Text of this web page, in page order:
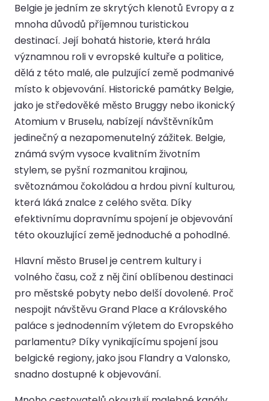
Belgie je jedním ze skrytých klenotů Evropy a z
mnoha důvodů příjemnou turistickou
destinací. Její bohatá historie, která hrála
významnou roli v evropské kultuře a politice,
dělá z této malé, ale pulzující země podmanivé
místo k objevování. Historické památky Belgie,
jako je středověké město Bruggy nebo ikonický
Atomium v Bruselu, nabízejí návštěvníkům
jedinečný a nezapomenutelný zážitek. Belgie,
známá svým vysoce kvalitním životním
stylem, se pyšní rozmanitou krajinou,
světoznámou čokoládou a hrdou pivní kulturou,
která láká znalce z celého světa. Díky
efektivnímu dopravnímu spojení je objevování
této okouzlující země jednoduché a pohodlné.
Hlavní město Brusel je centrem kultury i
volného času, což z něj činí oblíbenou destinaci
pro městské pobyty nebo delší dovolené. Proč
nespojit návštěvu Grand Place a Královského
paláce s jednodenním výletem do Evropského
parlamentu? Díky vynikajícímu spojení jsou
belgické regiony, jako jsou Flandry a Valonsko,
snadno dostupné k objevování.